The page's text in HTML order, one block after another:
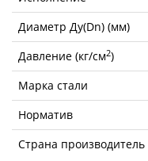
Диаметр Ду(Dn) (мм)
Давление (кг/см2)
Марка стали
Норматив
Страна производитель